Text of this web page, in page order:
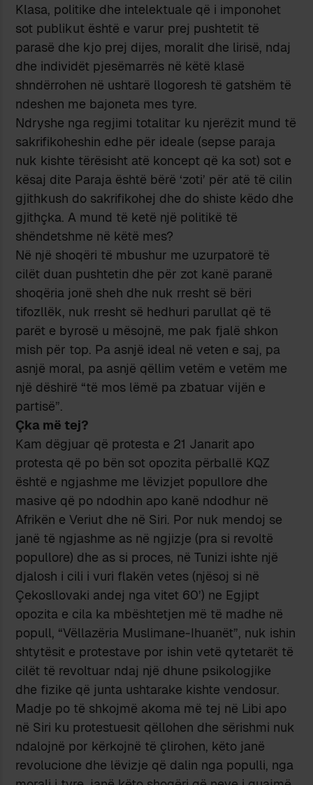
Klasa, politike dhe intelektuale që i imponohet
sot publikut është e varur prej pushtetit të
parasë dhe kjo prej dijes, moralit dhe lirisë, ndaj
dhe individët pjesëmarrës në këtë klasë
shndërrohen në ushtarë llogoresh të gatshëm të
ndeshen me bajoneta mes tyre.
Ndryshe nga regjimi totalitar ku njerëzit mund të
sakrifikoheshin edhe për ideale (sepse paraja
nuk kishte tërësisht atë koncept që ka sot) sot e
kësaj dite Paraja është bërë ‘zoti’ për atë të cilin
gjithkush do sakrifikohej dhe do shiste këdo dhe
gjithçka. A mund të ketë një politikë të
shëndetshme në këtë mes?
Në një shoqëri të mbushur me uzurpatorë të
cilët duan pushtetin dhe për zot kanë paranë
shoqëria jonë sheh dhe nuk rresht së bëri
tifozllëk, nuk rresht së hedhuri parullat që të
parët e byrosë u mësojnë, me pak fjalë shkon
mish për top. Pa asnjë ideal në veten e saj, pa
asnjë moral, pa asnjë qëllim vetëm e vetëm me
një dëshirë “të mos lëmë pa zbatuar vijën e
partisë”.
Çka më tej?
Kam dëgjuar që protesta e 21 Janarit apo
protesta që po bën sot opozita përballë KQZ
është e ngjashme me lëvizjet popullore dhe
masive që po ndodhin apo kanë ndodhur në
Afrikën e Veriut dhe në Siri. Por nuk mendoj se
janë të ngjashme as në ngjizje (pra si revoltë
popullore) dhe as si proces, në Tunizi ishte një
djalosh i cili i vuri flakën vetes (njësoj si në
Çekosllovaki andej nga vitet 60’) ne Egjipt
opozita e cila ka mbështetjen më të madhe në
popull, “Vëllazëria Muslimane-Ihuanët”, nuk ishin
shtytësit e protestave por ishin vetë qytetarët të
cilët të revoltuar ndaj një dhune psikologjike
dhe fizike që junta ushtarake kishte vendosur.
Madje po të shkojmë akoma më tej në Libi apo
në Siri ku protestuesit qëllohen dhe sërishmi nuk
ndalojnë por kërkojnë të çlirohen, këto janë
revolucione dhe lëvizje që dalin nga populli, nga